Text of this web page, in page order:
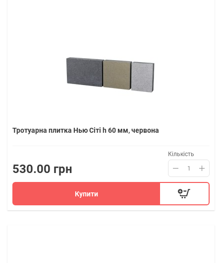
Тротуарна плитка Нью Сіті h 60 мм, червона
530.00 грн
Кількість
Купити